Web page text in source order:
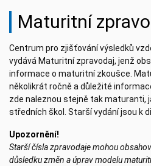
Maturitní
Centrum pro zjišťování výsledků
vydává Maturitní zpravodaj, jenž
informace o maturitní zkoušce.
několikrát ročně a důležité
zde naleznou stejně tak maturanti,
středních škol. Starší vydání jsou k
Upozornění!
Starší čísla zpravodaje mohou
důsledku změn a úprav modelu